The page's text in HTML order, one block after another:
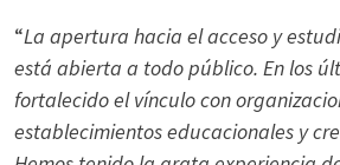
“La apertura hacia el acceso y
está abierta a todo público. En los
fortalecido el vínculo con
establecimientos educacionales y